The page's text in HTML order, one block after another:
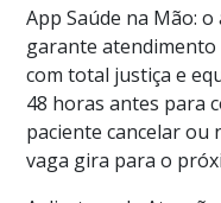
App Saúde na Mão: o
garante atendimento
com total justiça e
48 horas antes para
paciente cancelar ou
vaga gira para o